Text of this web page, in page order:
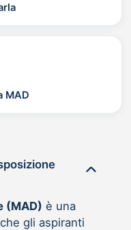
MAD
(MAD) è una
che gli aspiranti